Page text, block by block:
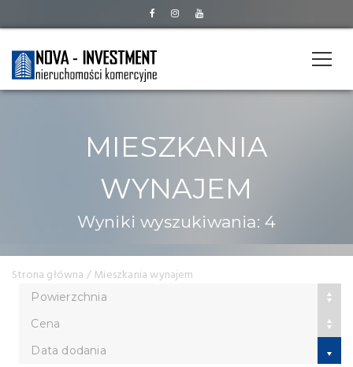
MIESZKANIA
WYNAJEM
Wyniki wyszukiwania: 4
Strona główna / Mieszkania wynajem
Powierzchnia
Cena
Data dodania